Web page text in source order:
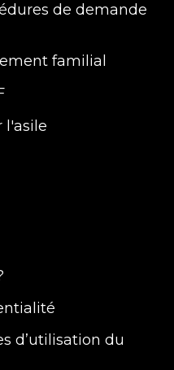
de demande
familial
l'asile
d’utilisation du